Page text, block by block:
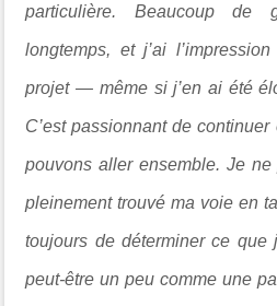
particulière. Beaucoup
longtemps, et j’ai
projet — même si j’en ai été
C’est passionnant de
pouvons aller ensemble. Je
pleinement trouvé ma voie en
toujours de déterminer ce que
peut-être un peu comme une